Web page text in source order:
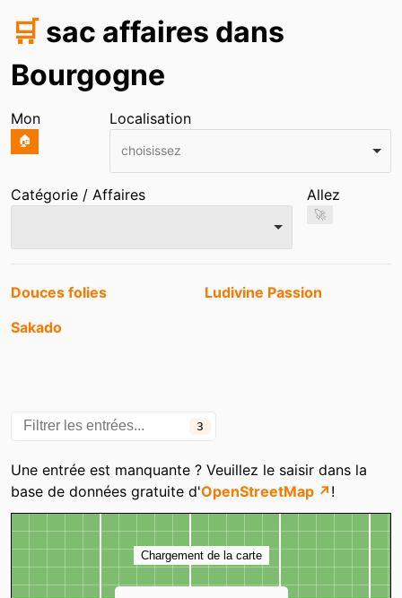
🛒 sac affaires dans
Bourgogne
Mon
🏠
Localisation
choisissez
Catégorie / Affaires Allez
🚀
Entrées
Douces folies
Ludivine Passion
Sakado
3
Une entrée est manquante ? Veuillez le saisir dans la
base de données gratuite d'OpenStreetMap ↗ !
Carte
Chargement de la carte